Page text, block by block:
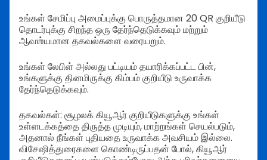
உங்கள் சேமிப்பு அமைப்புக்கு பொருத்தமான 20 QR குறியீடு
தொடர்புக்கு சிறந்த ஒரு தேர்ந்தெடுக்கவும் மற்றும்
ஆவஶ்யமான தகவல்களை வரையறும்.
உங்கள் லேபிள் அல்லது பட்டியம் தயாரிக்கப்பட்ட பின்,
உங்களுக்கு தினமிருக்கு கிம்பம் குறியீடு உருவாக்க
தேர்ந்தெடுக்கவும்.
தகவல்கள்: சூழலக் கியூஆர் குறியீடுகளுக்கு உங்கள்
உள்ளடக்கத்தை திருத்த முடியும், மாற்றங்கள் செயல்படும்,
அதனால் நீங்கள் புதியதை உருவாக்க அவசியம் இல்லை.
விசேஷித்துரைகளை கொண்டிருப்பதன் போல், கியூஆர்